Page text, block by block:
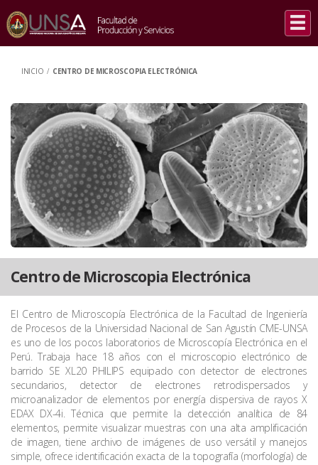
INICIO / CENTRO DE MICROSCOPIA ELECTRÓNICA
Centro de Microscopia Electrónica
El Centro de Microscopía Electrónica de la Facultad de Ingeniería
de Procesos de la Universidad Nacional de San Agustín CME-UNSA
es uno de los pocos laboratorios de Microscopía Electrónica en el
Perú. Trabaja hace 18 años con el microscopio electrónico de
barrido SE XL20 PHILIPS equipado con detector de electrones
secundarios, detector de electrones retrodispersados y
microanalizador de elementos por energía dispersiva de rayos X
EDAX DX-4i. Técnica que permite la detección analítica de 84
elementos, permite visualizar muestras con una alta amplificación
de imagen, tiene archivo de imágenes de uso versátil y manejos
simple, ofrece identificación exacta de la topografía (morfología) de